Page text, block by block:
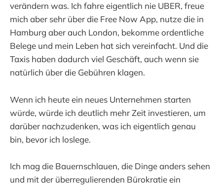
verändern was. Ich fahre eigentlich nie UBER, freue
mich aber sehr über die Free Now App, nutze die in
Hamburg aber auch London, bekomme ordentliche
Belege und mein Leben hat sich vereinfacht. Und die
Taxis haben dadurch viel Geschäft, auch wenn sie
natürlich über die Gebühren klagen.
Wenn ich heute ein neues Unternehmen starten
würde, würde ich deutlich mehr Zeit investieren, um
darüber nachzudenken, was ich eigentlich genau
bin, bevor ich loslege.
Ich mag die Bauernschlauen, die Dinge anders sehen
und mit der überregulierenden Bürokratie ein